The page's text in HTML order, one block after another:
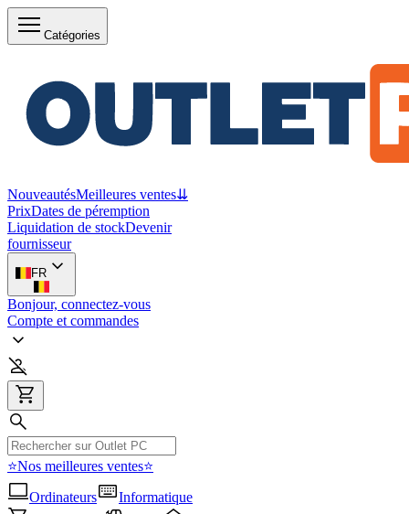
Catégories
NouveautésMeilleures ventes⇊
PrixDates de péremption
Liquidation de stockDevenir
fournisseur
FR
Bonjour, connectez-vous
Compte et commandes
⭐Nos meilleures ventes⭐
Ordinateurs
Informatique